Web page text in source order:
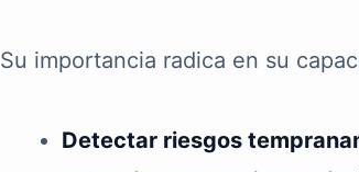
Su importancia radica en su
Detectar riesgos